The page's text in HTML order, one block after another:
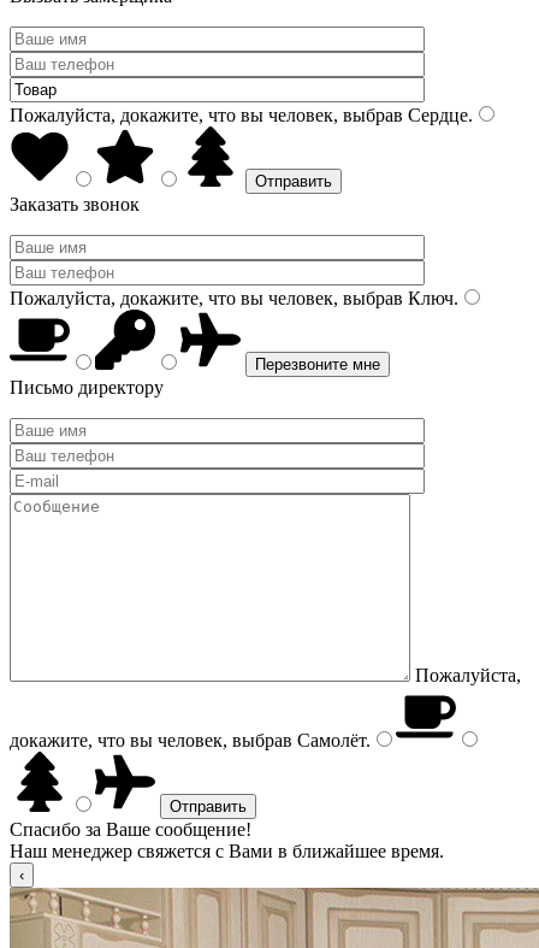
Пожалуйста, докажите, что вы человек, выбрав Сердце.
Заказать звонок
Пожалуйста, докажите, что вы человек, выбрав Ключ.
Письмо директору
Пожалуйста,
докажите, что вы человек, выбрав Самолёт.
Спасибо за Ваше сообщение!
Наш менеджер свяжется с Вами в ближайшее время.